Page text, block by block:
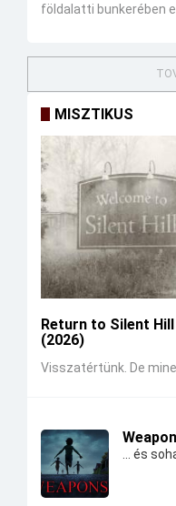
földalatti bunkerében
MISZTIKUS
Return to Silent
(2026)
Visszatértünk. De
... és